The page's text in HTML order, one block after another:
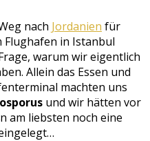
nach Jordanien für
Flughafen in Istanbul
warum wir eigentlich
Allein das Essen und
machten uns
und wir hätten vor
am liebsten noch eine